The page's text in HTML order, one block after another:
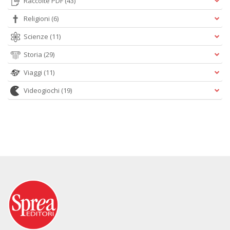
Religioni (6)
Scienze (11)
Storia (29)
Viaggi (11)
Videogiochi (19)